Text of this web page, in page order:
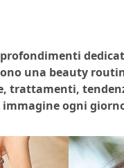
una beauty
trattamenti,
ogni